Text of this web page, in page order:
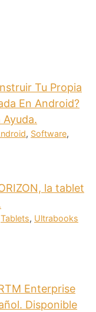
Tu Propia
En Android?
Ayuda.
, Software,
la tablet
Tablets, Ultrabooks
Enterprise
Disponible